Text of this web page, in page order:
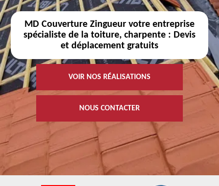
MD Couverture Zingueur votre entreprise
spécialiste de la toiture, charpente : Devis
et déplacement gratuits
VOIR NOS RÉALISATIONS
NOUS CONTACTER